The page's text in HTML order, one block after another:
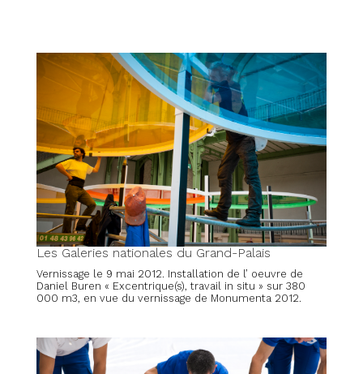
Les Galeries nationales du Grand-Palais
Vernissage le 9 mai 2012. Installation de l’ oeuvre de
Daniel Buren « Excentrique(s), travail in situ » sur 380
000 m3, en vue du vernissage de Monumenta 2012.